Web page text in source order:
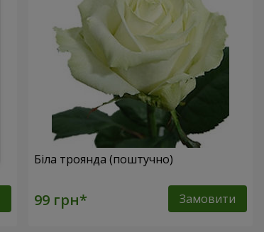
Біла троянда (поштучно)
Замовити